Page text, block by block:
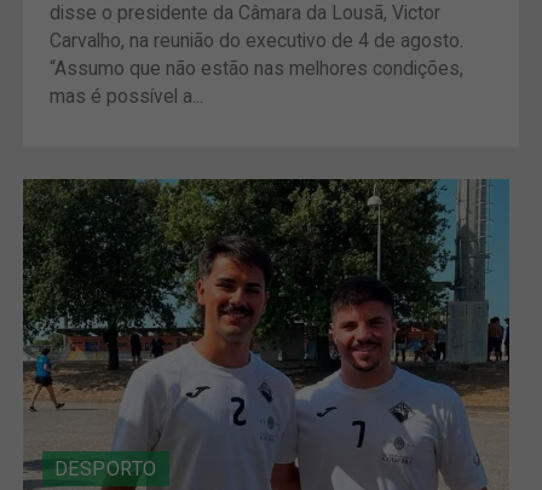
disse o presidente da Câmara da Lousã, Victor
Carvalho, na reunião do executivo de 4 de agosto.
“Assumo que não estão nas melhores condições,
mas é possível a...
DESPORTO